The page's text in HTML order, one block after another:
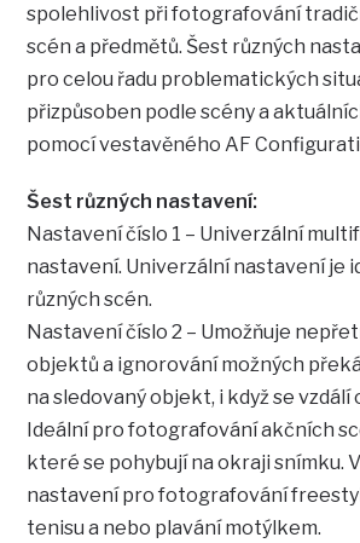
spolehlivost při fotografování
scén a předmětů. Šest různých
pro celou řadu problematických
přizpůsoben podle scény a
pomocí vestavěného AF
Šest různých nastavení:
Nastavení číslo 1 – Univerzální
nastavení. Univerzální nastavení je
různých scén.
Nastavení číslo 2 – Umožňuje
objektů a ignorování možných
na sledovaný objekt, i když se vzdálí
Ideální pro fotografování akčních
které se pohybují na okraji snímku.
nastavení pro fotografování
tenisu a nebo plavání motýlkem.